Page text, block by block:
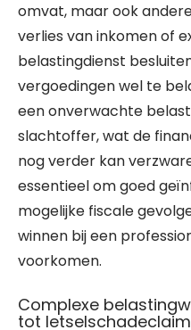
omvat, maar ook
verlies van inkomen of
belastingdienst
vergoedingen wel te
een onverwachte
slachtoffer, wat de
nog verder kan
essentieel om goed
mogelijke fiscale
winnen bij een
voorkomen.
Complexe
tot